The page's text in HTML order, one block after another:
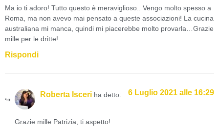
Ma io ti adoro! Tutto questo è meraviglioso.. Vengo molto spesso a
Roma, ma non avevo mai pensato a queste associazioni! La cucina
australiana mi manca, quindi mi piacerebbe molto provarla…Grazie
mille per le dritte!
Rispondi
Roberta Isceri ha detto: 6 Luglio 2021 alle 16:29
Grazie mille Patrizia, ti aspetto!